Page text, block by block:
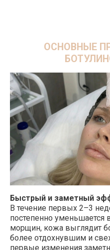
Быстрый и заметный
В течение первых 2–3
постепенно
морщин, кожа выглядит
более отдохнувшим и
первые изменения
МИФЫ О
РАЗБИРАЕМ
ЗАБЛУЖДЕНИЯ